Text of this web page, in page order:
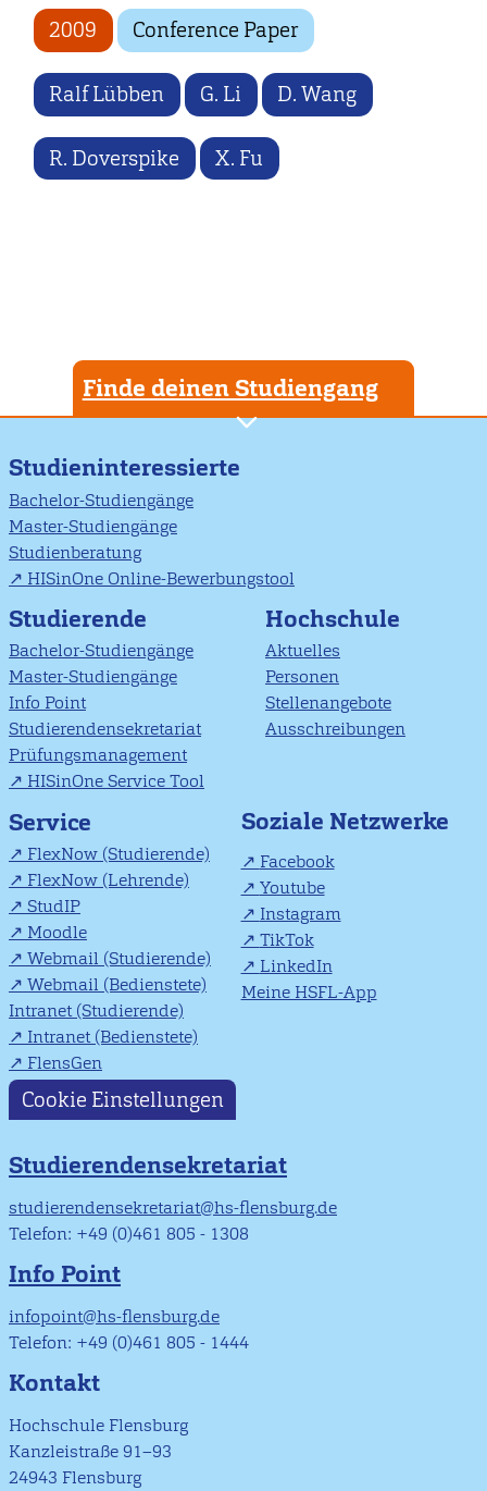
2009 Conference Paper
Ralf Lübben G. Li D. Wang
R. Doverspike X. Fu
Finde deinen Studiengang
Studieninteressierte
Bachelor-Studiengänge
Master-Studiengänge
Studienberatung
HISinOne Online-Bewerbungstool
Studierende
Bachelor-Studiengänge
Master-Studiengänge
Info Point
Studierendensekretariat
Prüfungsmanagement
HISinOne Service Tool
Hochschule
Aktuelles
Personen
Stellenangebote
Ausschreibungen
Service
FlexNow (Studierende)
FlexNow (Lehrende)
StudIP
Moodle
Webmail (Studierende)
Webmail (Bedienstete)
Intranet (Studierende)
Intranet (Bedienstete)
FlensGen
Soziale Netzwerke
Facebook
Youtube
Instagram
TikTok
LinkedIn
Meine HSFL-App
Cookie Einstellungen
Studierendensekretariat
studierendensekretariat@hs-flensburg.de
Telefon: +49 (0)461 805 - 1308
Info Point
infopoint@hs-flensburg.de
Telefon: +49 (0)461 805 - 1444
Kontakt
Hochschule Flensburg
Kanzleistraße 91–93
24943 Flensburg